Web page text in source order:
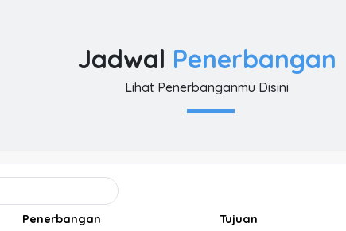
Jadwal Penerbangan
Lihat Penerbanganmu Disini
Penerbangan Tujuan